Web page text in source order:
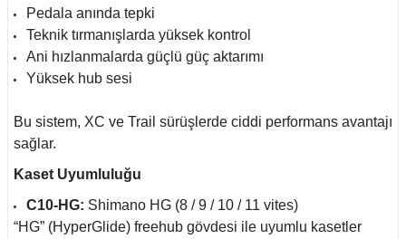
Pedala anında tepki
Teknik tırmanışlarda yüksek kontrol
Ani hızlanmalarda güçlü güç aktarımı
Yüksek hub sesi
Bu sistem, XC ve Trail sürüşlerde ciddi performans avantajı
sağlar.
Kaset Uyumluluğu
C10-HG: Shimano HG (8 / 9 / 10 / 11 vites)
“HG” (HyperGlide) freehub gövdesi ile uyumlu kasetler